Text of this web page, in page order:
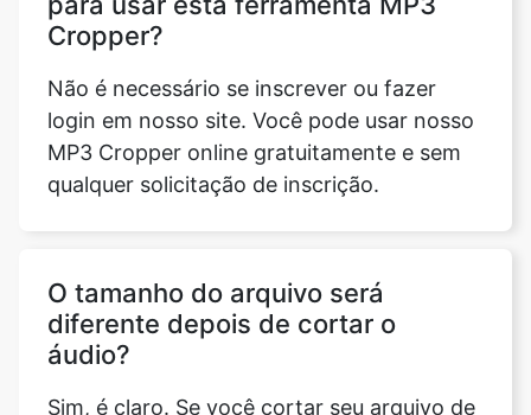
login em nosso site. Você pode usar nosso
MP3 Cropper online gratuitamente e sem
qualquer solicitação de inscrição.
O tamanho do arquivo será
Sim, é claro. Se você cortar seu arquivo de
áudio, independentemente de excluir a
região selecionada ou manter apenas essa
parte do áudio, o tamanho do arquivo